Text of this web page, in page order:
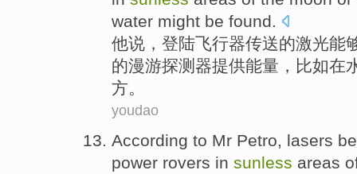
water might be found.
他说 ， 登陆飞行器传送的激光能
的漫游探测器提供能量 ， 比如在
方。
youdao
According to Mr Petro lasers
power rovers in sunless areas